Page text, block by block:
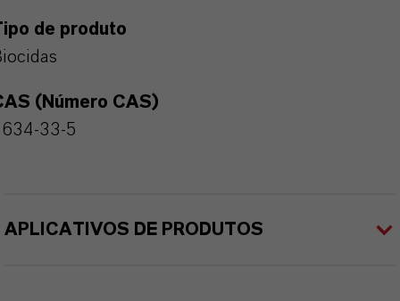
de produto
(Número CAS)
33-5
APLICATIVOS DE PRODUTOS